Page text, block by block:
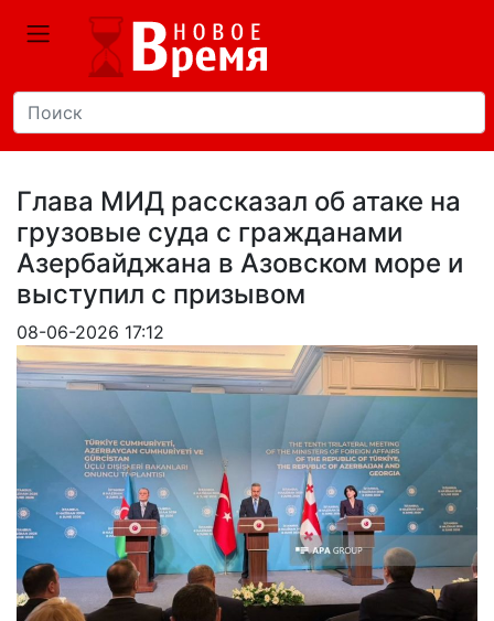
Глава МИД рассказал об атаке на
грузовые суда с гражданами
Азербайджана в Азовском море и
выступил с призывом
08-06-2026 17:12